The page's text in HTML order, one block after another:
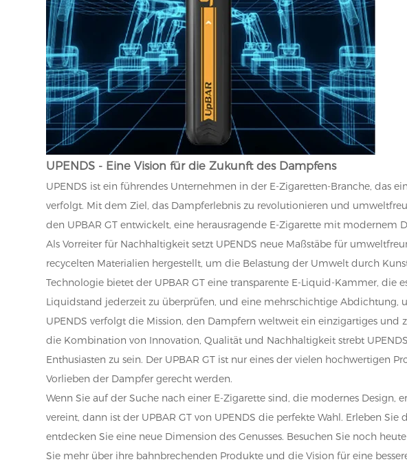
UPENDS - Eine Vision für die Zukunft des Dampfens
UPENDS ist ein führendes Unternehmen in der E-Zigaretten-Branche, das
verfolgt. Mit dem Ziel, das Dampferlebnis zu revolutionieren und
den UPBAR GT entwickelt, eine herausragende E-Zigarette mit modernem
Als Vorreiter für Nachhaltigkeit setzt UPENDS neue Maßstäbe für
recycelten Materialien hergestellt, um die Belastung der Umwelt durch
Technologie bietet der UPBAR GT eine transparente E-Liquid-Kammer, die
Liquidstand jederzeit zu überprüfen, und eine mehrschichtige Abdichtung,
UPENDS verfolgt die Mission, den Dampfern weltweit ein einzigartiges und
die Kombination von Innovation, Qualität und Nachhaltigkeit strebt
Enthusiasten zu sein. Der UPBAR GT ist nur eines der vielen hochwertigen
Vorlieben der Dampfer gerecht werden.
Wenn Sie auf der Suche nach einer E-Zigarette sind, die modernes Design,
vereint, dann ist der UPBAR GT von UPENDS die perfekte Wahl. Erleben
entdecken Sie eine neue Dimension des Genusses. Besuchen Sie noch
Sie mehr über ihre bahnbrechenden Produkte und die Vision für eine